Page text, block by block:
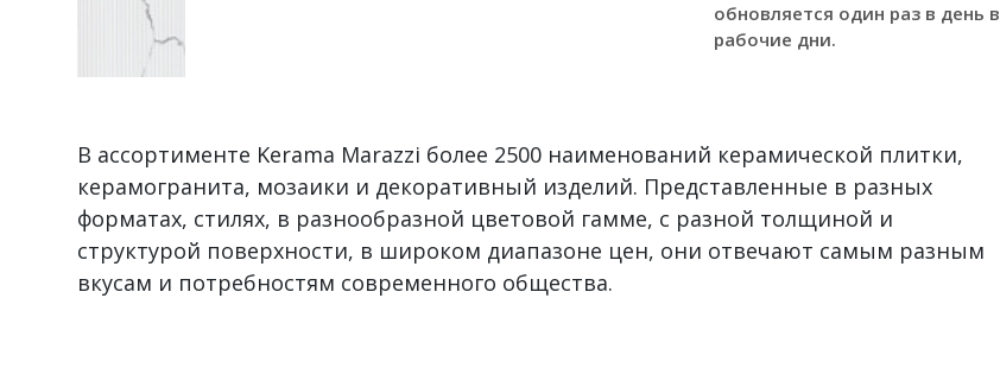
обновляется один раз в день в
рабочие дни.
В ассортименте Kerama Marazzi более 2500 наименований керамической плитки,
керамогранита, мозаики и декоративный изделий. Представленные в разных
форматах, стилях, в разнообразной цветовой гамме, с разной толщиной и
структурой поверхности, в широком диапазоне цен, они отвечают самым разным
вкусам и потребностям современного общества.